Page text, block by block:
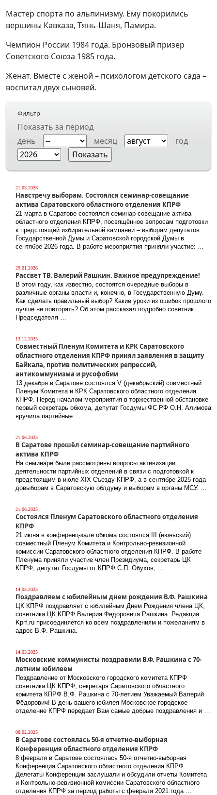
Мастер спорта по альпинизму. Ему покорились
вершины Кавказа, Тянь-Шаня, Памира.
Чемпион России 1984 года. Бронзовый призер
Советского Союза 1985 года.
Женат. Вместе с женой – психологом детского сада –
воспитал двух сыновей.
Фильтр
Показать за период
день
месяц год
21.03.2026
Навстречу выборам. Состоялся семинар-совещание
актива Саратовского областного отделения КПРФ
21 марта в Саратове состоялся семинар-совещание актива
областного отделения КПРФ, посвящённое вопросам подготовки
к предстоящей избирательной кампании – выборам депутатов
Государственной Думы и Саратовской городской Думы в
сентябре 2026 года. В работе мероприятия приняли участие: …
29.01.2026
Рассвет ТВ. Валерий Рашкин. Важное предупреждение!
В этом году, как известно, состоятся очередные выборы в
различные органы власти и, конечно, в Государственную Думу.
Как сделать правильный выбор? Какие уроки из ошибок прошлого
лучше не повторять? Об этом рассказал подробно советник
Председателя …
13.12.2025
Совместный Пленум Комитета и КРК Саратовского
областного отделения КПРФ принял заявления в защиту
Байкала, против политических репрессий,
антикоммунизма и русофобии
13 декабря в Саратове состоялся V (декабрьский) совместный
Пленум Комитета и КРК Саратовского областного отделения
КПРФ. Перед началом мероприятия в торжественной обстановке
первый секретарь обкома, депутат Госдумы ФС РФ О.Н. Алимова
вручила партийные …
21.06.2025
В Саратове прошёл семинар-совещание партийного
актива КПРФ
На семинаре были рассмотрены вопросы активизации
деятельности партийных отделений в связи с подготовкой к
предстоящим в июле XIX Съезду КПРФ, а в сентябре 2025 года
довыборам в Саратовскую облдуму и выборам в органы МСУ. …
21.06.2025
Состоялся Пленум Саратовского областного отделения
КПРФ
21 июня в конференц-зале обкома состоялся III (июньский)
совместный Пленум Комитета и Контрольно-ревизионной
комиссии Саратовского областного отделения КПРФ. В работе
Пленума приняли участие член Президиума, секретарь ЦК
КПРФ, депутат Госдумы от КПРФ С.П. Обухов, …
14.03.2025
Поздравляем с юбилейным днем рождения В.Ф. Рашкина
ЦК КПРФ поздравляет с юбилейным Днем Рождения члена ЦК,
советника ЦК КПРФ Валерия Федоровича Рашкина. Редакция
Kprf.ru присоединяется ко всем поздравлениям и пожеланиям в
адрес В.Ф. Рашкина.
14.03.2025
Московские коммунисты поздравили В.Ф. Рашкина с 70-
летним юбилеем
Поздравление от Московского городского комитета КПРФ
советника ЦК КПРФ, секретаря Саратовского областного
комитета КПРФ В.Ф. Рашкина с 70-летием Уважаемый Валерий
Фёдорович! В день вашего юбилея Московское городское
отделение КПРФ передает Вам самые добрые поздравления и …
08.02.2025
В Саратове состоялась 50-я отчетно-выборная
Конференция областного отделения КПРФ
8 февраля в Саратове состоялась 50-я отчетно-выборная
Конференция Саратовского областного отделения КПРФ.
Делегаты Конференции заслушали и обсудили отчеты Комитета
и Контрольно-ревизионной комиссии Саратовского областного
отделения КПРФ за период работы с февраля 2021 года …